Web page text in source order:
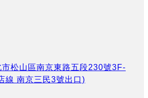
松山區南京東路五段230號3F-
線 南京三民3號出口)